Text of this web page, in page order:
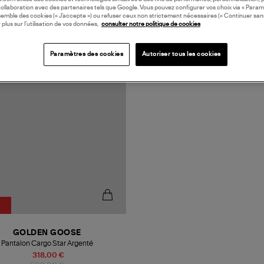
318,00 €
GOLDEN GOOSE
Pantalon Cargo Star Argenté
avec des partenaires tels que Google. Vous pouvez configurer vos choix via «
des cookies (« J’accepte ») ou refuser ceux non strictement nécessaires (« Continuer
plus sur l’utilisation de vos données,
consulter notre politique de cookies
Paramètres des cookies Autoriser tous les cookies